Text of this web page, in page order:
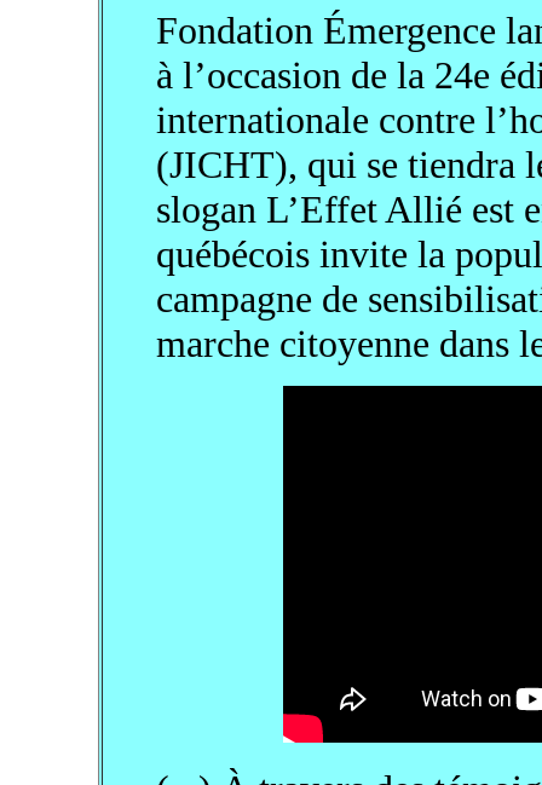
Fondation Émergence
à l’occasion de la 24e
internationale contre
(JICHT), qui se tiendra
slogan L’Effet Allié est
québécois invite la
campagne de
marche citoyenne dans